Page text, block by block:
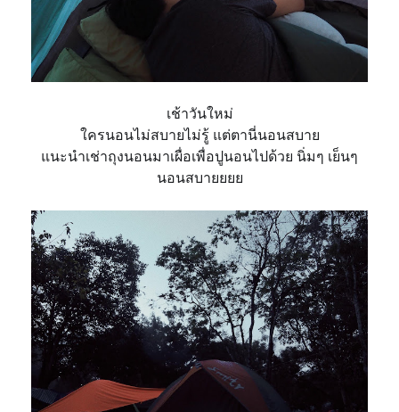
เช้าวันใหม่
ใครนอนไม่สบายไม่รู้ แต่ตานี่นอนสบาย
แนะนำเช่าถุงนอนมาเผื่อเพื่อปูนอนไปด้วย นิ่มๆ เย็นๆ
นอนสบายยยย